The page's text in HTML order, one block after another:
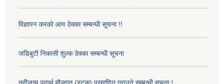
विज्ञापन करको आय ठेक्का सम्बन्धी सूचना !!
जडिबुटी निकासी शुल्क ठेक्का सम्बन्धी सूचना